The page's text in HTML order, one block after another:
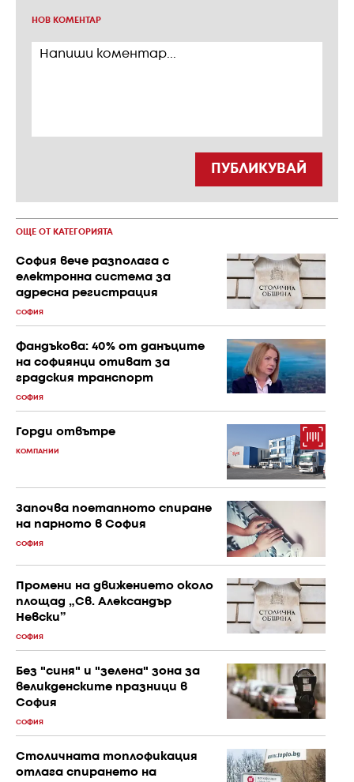
НОВ КОМЕНТАР
ПУБЛИКУВАЙ
ОЩЕ ОТ КАТЕГОРИЯТА
София вече разполага с
електронна система за
адресна регистрация
СОФИЯ
Фандъкова: 40% от данъците
на софиянци отиват за
градския транспорт
СОФИЯ
Горди отвътре
КОМПАНИИ
Започва поетапното спиране
на парното в София
СОФИЯ
Промени на движението около
площад „Св. Александър
Невски”
СОФИЯ
Без "синя" и "зелена" зона за
великденските празници в
София
СОФИЯ
Столичната топлофикация
отлага спирането на